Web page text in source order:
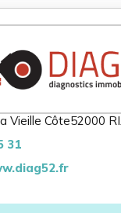
Vieille Côte52000
31